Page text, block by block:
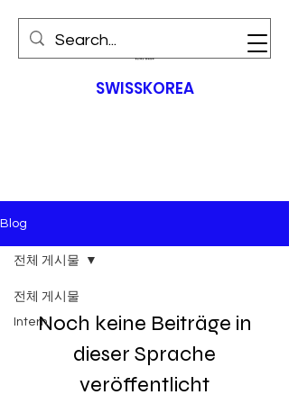
SWISSKOREA
Blog
전체 게시물
Intern
전체 게시물
Noch keine Beiträge in
dieser Sprache
veröffentlicht